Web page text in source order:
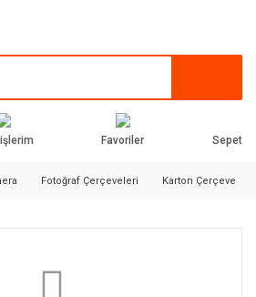
Favoriler Sepet
Fotoğraf Çerçeveleri Karton Çerçeve